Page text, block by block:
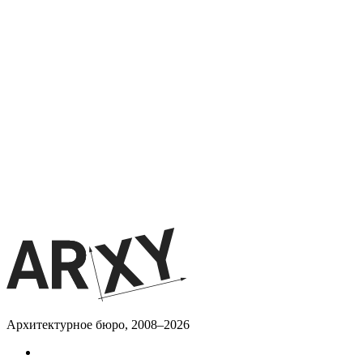
Архитектурное бюро, 2008–2026